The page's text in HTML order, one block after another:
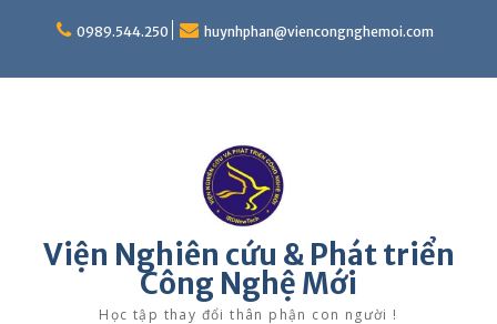
0989.544.250 huynhphan@viencongnghemoi.com
Viện Nghiên cứu & Phát triển
Công Nghệ Mới
Học tập thay đổi thân phận con người !